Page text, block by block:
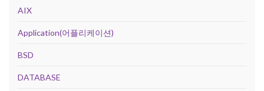
AIX
Application(어플리케이션)
BSD
DATABASE